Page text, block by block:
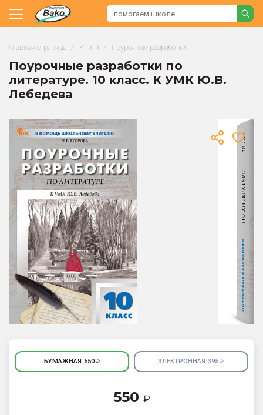
Главная страница / Книги / Поурочные разработки
Поурочные разработки по
литературе. 10 класс. К УМК Ю.В.
Лебедева
БУМАЖНАЯ 550 ₽ ЭЛЕКТРОННАЯ 395₽
550 ₽